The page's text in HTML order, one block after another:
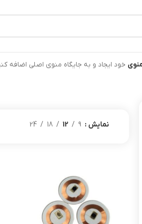
سفارشهای ثبت شده به ترتیب ارسال خواهند
خود ایجاد و به جایگاه منوی اصلی اضافه
نمایش 9
12
18
24